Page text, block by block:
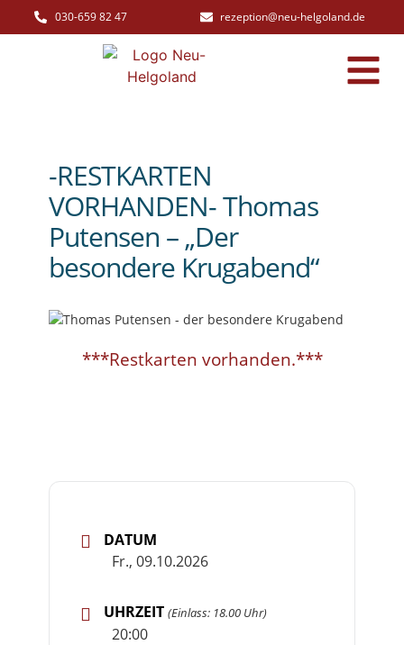
030-659 82 47 rezeption@neu-helgoland.de
-RESTKARTEN
VORHANDEN- Thomas
Putensen – „Der
besondere Krugabend“
***Restkarten vorhanden.***
DATUM
Fr., 09.10.2026
UHRZEIT (Einlass: 18.00 Uhr)
20:00